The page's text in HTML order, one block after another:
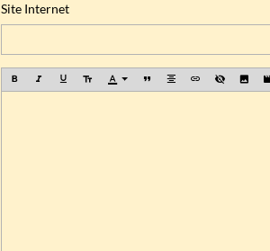
Site Internet